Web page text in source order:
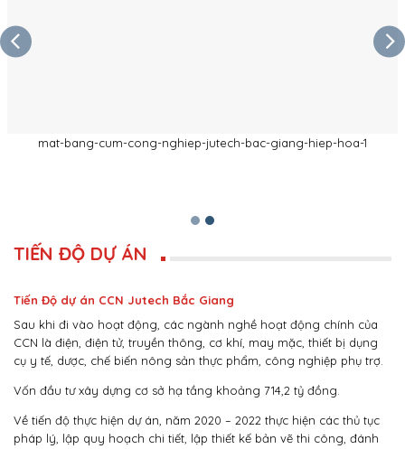
mat-bang-cum-cong-nghiep-jutech-bac-giang-hiep-hoa-1
TIẾN ĐỘ DỰ ÁN
Tiến Độ dự án CCN Jutech Bắc Giang
Sau khi đi vào hoạt động, các ngành nghề hoạt động chính của
CCN là điện, điện tử, truyền thông, cơ khí, may mặc, thiết bị dụng
cụ y tế, dược, chế biến nông sản thực phẩm, công nghiệp phụ trợ.
Vốn đầu tư xây dựng cơ sở hạ tầng khoảng 714,2 tỷ đồng.
Về tiến độ thực hiện dự án, năm 2020 – 2022 thực hiện các thủ tục
pháp lý, lập quy hoạch chi tiết, lập thiết kế bản vẽ thi công, đánh